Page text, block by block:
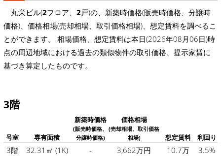
丸栄ビル(2フロア、 2戸)の、新築時価格(販売時価格、分譲時
価格)、価格相場(売却相場、取引価格相場)、想定賃料を調べるこ
とができます。 相場価格、想定賃料は本日(2026年08月06日)時
点の周辺地域における過去の類似物件の取引価格、提示家賃に
基づき算定したものです。
3階
号室 専有面積
新築時価格
(販売時価格、
分譲時価格)
価格相場
(売却相場、取引価格
相場)
想定賃料 利回り
3階 32.31㎡ (1K) - 3,662万円 10.7万 3.5%